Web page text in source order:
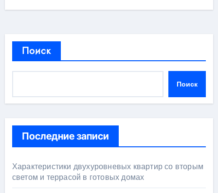
Поиск
Поиск
Последние записи
Характеристики двухуровневых квартир со вторым
светом и террасой в готовых домах